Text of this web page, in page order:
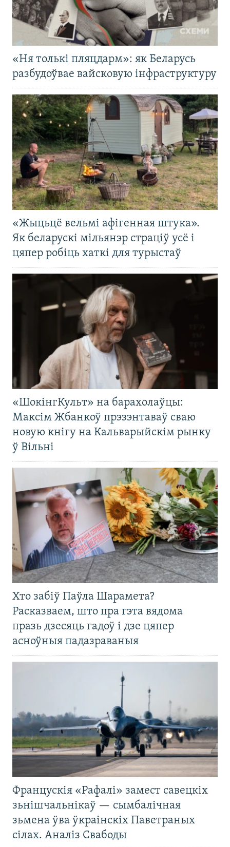
«Ня толькі пляцдарм»: як Беларусь
разбудоўвае вайсковую інфраструктуру
«Жыцьцё вельмі афігенная штука».
Як беларускі мільянэр страціў усё і
цяпер робіць хаткі для турыстаў
«ШокінгКульт» на барахолаўцы:
Максім Жбанкоў прэзэнтаваў сваю
новую кнігу на Кальварыйскім рынку
ў Вільні
Хто забіў Паўла Шарамета?
Расказваем, што пра гэта вядома
празь дзесяць гадоў і дзе цяпер
асноўныя падазраваныя
Францускія «Рафалі» замест савецкіх
зьнішчальнікаў — сымбалічная
зьмена ўва ўкраінскіх Паветраных
сілах. Аналіз Свабоды